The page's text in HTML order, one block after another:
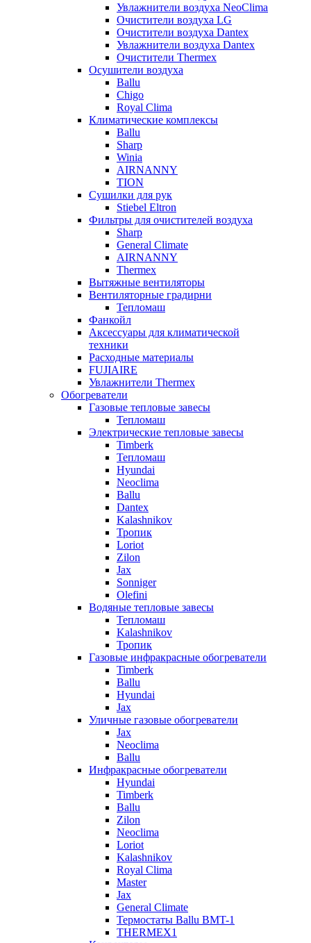
Увлажнители воздуха NeoClima
Очистители воздуха LG
Очистители воздуха Dantex
Увлажнители воздуха Dantex
Очистители Thermex
Осушители воздуха
Ballu
Chigo
Royal Clima
Климатические комплексы
Ballu
Sharp
Winia
AIRNANNY
TION
Сушилки для рук
Stiebel Eltron
Фильтры для очистителей воздуха
Sharp
General Climate
AIRNANNY
Thermex
Вытяжные вентиляторы
Вентиляторные градирни
Тепломаш
Фанкойл
Аксессуары для климатической
техники
Расходные материалы
FUJIAIRE
Увлажнители Thermex
Обогреватели
Газовые тепловые завесы
Тепломаш
Электрические тепловые завесы
Timberk
Тепломаш
Hyundai
Neoclima
Ballu
Dantex
Kalashnikov
Тропик
Loriot
Zilon
Jax
Sonniger
Olefini
Водяные тепловые завесы
Тепломаш
Kalashnikov
Тропик
Газовые инфракрасные обогреватели
Timberk
Ballu
Hyundai
Jax
Уличные газовые обогреватели
Jax
Neoclima
Ballu
Инфракрасные обогреватели
Hyundai
Timberk
Ballu
Zilon
Neoclima
Loriot
Kalashnikov
Royal Clima
Master
Jax
General Climate
Термостаты Ballu BMT-1
THERMEX1